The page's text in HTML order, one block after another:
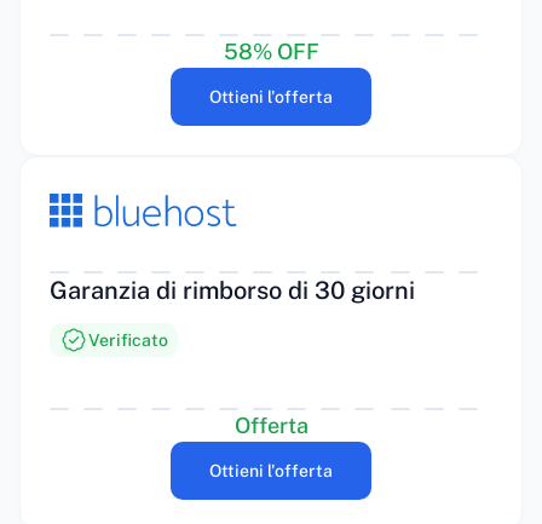
58% OFF
Ottieni l'offerta
Garanzia di rimborso di 30 giorni
Verificato
Offerta
Ottieni l'offerta